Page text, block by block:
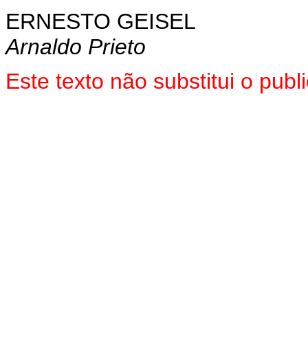
ERNESTO GEISEL
Arnaldo Prieto
Este texto não substitui o